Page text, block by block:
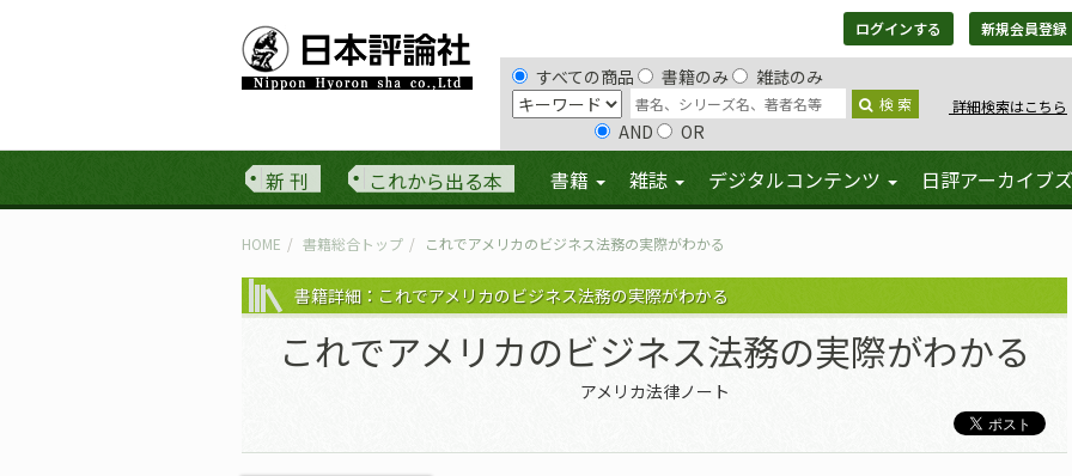
ログインする 新規会員登録
すべての商品 書籍のみ 雑誌のみ
検 索 詳細検索はこちら
AND OR
新 刊 これから出る本 書籍 雑誌 デジタルコンテンツ 日評アーカイブズ
HOME 書籍総合トップ これでアメリカのビジネス法務の実際がわかる
書籍詳細：これでアメリカのビジネス法務の実際がわかる
これでアメリカのビジネス法務の実際がわかる
アメリカ法律ノート